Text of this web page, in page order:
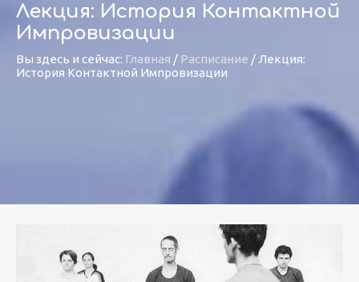
Лекция: История Контактной
Импровизации
Вы здесь и сейчас: Главная / Расписание / Лекция:
История Контактной Импровизации